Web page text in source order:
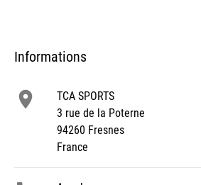
Informations

TCA SPORTS
3 rue de la Poterne
94260 Fresnes
France